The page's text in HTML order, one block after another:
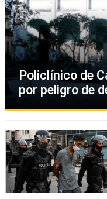
Policlínico de
por peligro de